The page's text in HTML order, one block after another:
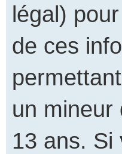
légal)
de ces
un mineur
13 ans. Si